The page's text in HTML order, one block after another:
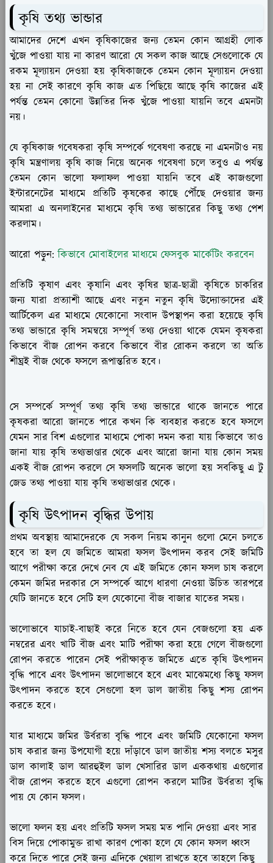
কৃষি তথ্য ভান্ডার
আমাদের দেশে এখন কৃষিকাজের জন্য তেমন কোন আগ্রহী লোক
খুঁজে পাওয়া যায় না কারণ আরো যে সকল কাজ আছে সেগুলোকে যে
রকম মূল্যায়ন দেওয়া হয় কৃষিকাজকে তেমন কোন মূল্যায়ন দেওয়া
হয় না সেই কারণে কৃষি কাজ এত পিছিয়ে আছে কৃষি কাজের এই
পর্যন্ত তেমন কোনো উন্নতির দিক খুঁজে পাওয়া যায়নি তবে এমনটা
নয়।
যে কৃষিকাজ গবেষকরা কৃষি সম্পর্কে গবেষণা করছে না এমনটাও নয়
কৃষি মন্ত্রণালয় কৃষি কাজ নিয়ে অনেক গবেষণা চলে তবুও এ পর্যন্ত
তেমন কোন ভালো ফলাফল পাওয়া যায়নি তবে এই কাজগুলো
ইন্টারনেটের মাধ্যমে প্রতিটি কৃষকের কাছে পৌঁছে দেওয়ার জন্য
আমরা এ অনলাইনের মাধ্যমে কৃষি তথ্য ভান্ডারের কিছু তথ্য পেশ
করলাম।
আরো পড়ুন:কিভাবে মোবাইলের মাধ্যমে ফেসবুক মার্কেটিং করবেন
প্রতিটি কৃষাণ এবং কৃষানি এবং কৃষির ছাত্র-ছাত্রী কৃষিতে চাকরির
জন্য যারা প্রত্যাশী আছে এবং নতুন নতুন কৃষি উদ্যোক্তাদের এই
আর্টিকেল এর মাধ্যমে যেকোনো সংবাদ উপস্থাপন করা হয়েছে কৃষি
তথ্য ভান্ডারে কৃষি সমন্বয়ে সম্পূর্ণ তথ্য দেওয়া থাকে যেমন কৃষকরা
কিভাবে বীজ রোপন করবে কিভাবে বীর রোকন করলে তা অতি
শীঘ্রই বীজ থেকে ফসলে রূপান্তরিত হবে।
সে সম্পর্কে সম্পূর্ণ তথ্য কৃষি তথ্য ভান্ডারে থাকে জানতে পারে
কৃষকরা আরো জানতে পারে কখন কি ব্যবহার করতে হবে ফসলে
যেমন সার বিশ এগুলোর মাধ্যমে পোকা দমন করা যায় কিভাবে তাও
জানা যায় কৃষি তথ্যভাণ্ডার থেকে এবং আরো জানা যায় কোন সময়
একই বীজ রোপন করলে সে ফসলটি অনেক ভালো হয় সবকিছু এ টু
জেড তথ্য পাওয়া যায় কৃষি তথ্যভাণ্ডার থেকে।
কৃষি উৎপাদন বৃদ্ধির উপায়
প্রথম অবস্থায় আমাদেরকে যে সকল নিয়ম কানুন গুলো মেনে চলতে
হবে তা হল যে জমিতে আমরা ফসল উৎপাদন করব সেই জমিটি
আগে পরীক্ষা করে দেখে নেব যে এই জমিতে কোন ফসল চাষ করলে
কেমন জমির দরকার সে সম্পর্কে আগে ধারণা নেওয়া উচিত তারপরে
যেটি জানতে হবে সেটি হল যেকোনো বীজ বাজার যাতের সময়।
ভালোভাবে যাচাই-বাছাই করে নিতে হবে যেন বেজগুলো হয় এক
নম্বরের এবং খাটি বীজ এবং মাটি পরীক্ষা করা হয়ে গেলে বীজগুলো
রোপন করতে পারেন সেই পরীক্ষাকৃত জমিতে এতে কৃষি উৎপাদন
বৃদ্ধি পাবে এবং উৎপাদন ভালোভাবে হবে এবং মাঝেমধ্যে কিছু ফসল
উৎপাদন করতে হবে সেগুলো হল ডাল জাতীয় কিছু শস্য রোপন
করতে হবে।
যার মাধ্যমে জমির উর্বরতা বৃদ্ধি পাবে এবং জমিটি যেকোনো ফসল
চাষ করার জন্য উপযোগী হয়ে দাঁড়াবে ডাল জাতীয় শস্য বলতে মসুর
ডাল কালাই ডাল আরহুইল ডাল খেসারির ডাল এককথায় এগুলোর
বীজ রোপন করতে হবে এগুলো রোপন করলে মাটির উর্বরতা বৃদ্ধি
পায় যে কোন ফসল।
ভালো ফলন হয় এবং প্রতিটি ফসল সময় মত পানি দেওয়া এবং সার
বিস দিয়ে পোকামুক্ত রাখা কারণ পোকা হলে যে কোন ফসল ধ্বংস
করে দিতে পারে সেই জন্য এদিকে খেয়াল রাখতে হবে তাহলে কিছু